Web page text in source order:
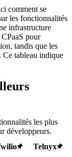
comment se
les fonctionnalités
infrastructure
pour
tandis que les
Ce tableau indique
les plus
développeurs.
Telnyx